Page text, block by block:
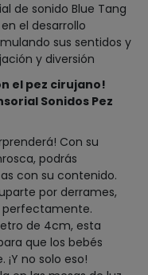
de sonido Blue Tang
el desarrollo
sus sentidos y
y diversión
el pez cirujano!
Sonidos Pez
Con su
podrás
con su contenido.
por derrames,
perfectamente.
de 4cm, esta
que los bebés
no solo eso!